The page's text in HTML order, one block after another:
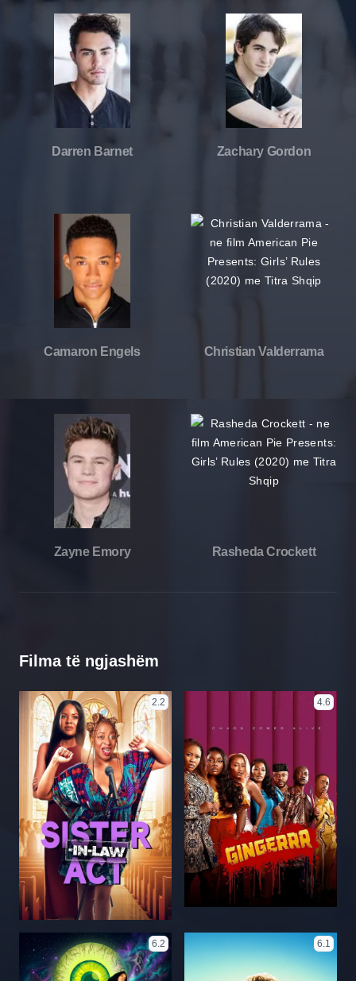
Darren Barnet Zachary Gordon
Camaron Engels Christian Valderrama
Zayne Emory Rasheda Crockett
Filma të ngjashëm
2.2 4.6
6.2 6.1